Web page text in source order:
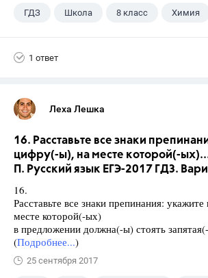
ГДЗ Школа 8 класс Химия
1 ответ
Леха Лешка
16. Расставьте все знаки
цифру(-ы), на месте которой(-
П. Русский язык ЕГЭ-2017 ГДЗ.
16.
Расставьте все знаки препинания:
месте которой(-ых)
в предложении должна(-ы) стоять
(Подробнее...)
25 сентября 2017